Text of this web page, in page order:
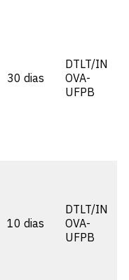
30 dias
DTLT/IN
OVA-
UFPB
10 dias
DTLT/IN
OVA-
UFPB